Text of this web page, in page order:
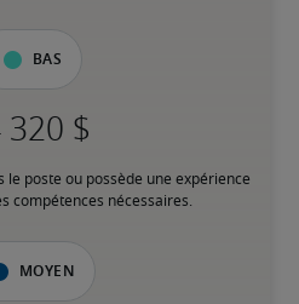
Bas
le poste ou possède une expérience
compétences nécessaires.
Moyen